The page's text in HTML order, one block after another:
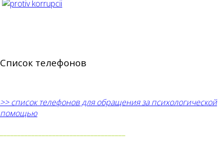
Список телефонов
>> список телефонов для обращения за психологической
помощью